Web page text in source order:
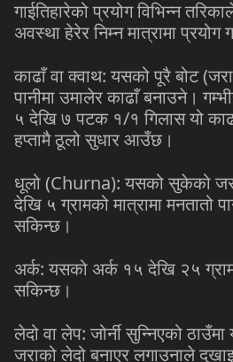
गाईतिहारेको प्रयोग विभिन्न
अवस्था हेरेर निम्न मात्रामा प्रयोग
काढाँ वा क्वाथ: यसको पूरै बोट
पानीमा उमालेर काढाँ बनाउने।
५ देखि ७ पटक १/१ गिलास यो
हप्तामै ठूलो सुधार आउँछ।
धूलो (Churna): यसको सुकेको
देखि ५ ग्रामको मात्रामा मनतातो
सकिन्छ।
अर्क: यसको अर्क १५ देखि २५
सकिन्छ।
लेदो वा लेप: जोर्नी सुन्निएको
जराको लेदो बनाएर लगाउनाले